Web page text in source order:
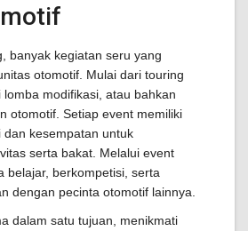
banyak kegiatan seru yang
otomotif. Mulai dari touring
modifikasi, atau bahkan
otomotif. Setiap event memiliki
kesempatan untuk
serta bakat. Melalui event
belajar, berkompetisi, serta
dengan pecinta otomotif lainnya.
dalam satu tujuan, menikmati